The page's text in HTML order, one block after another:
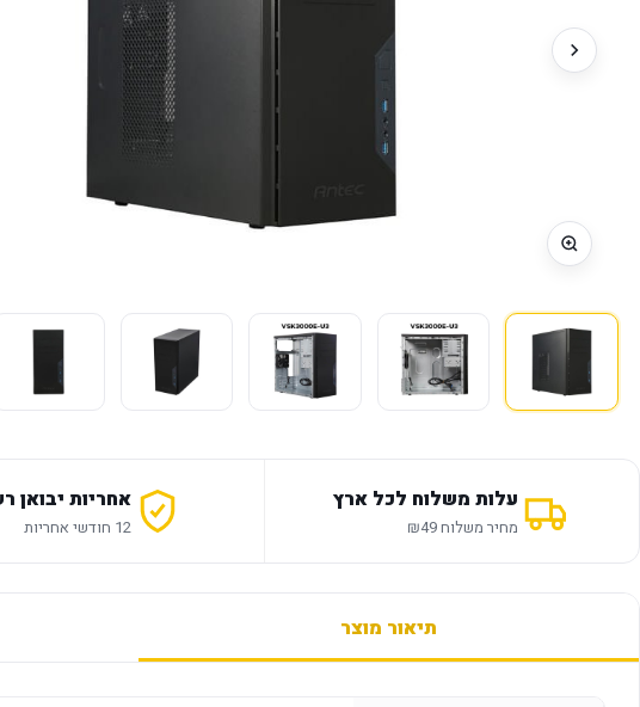
עלות משלוח לכל ארץ
מחיר משלוח ₪49
אחריות יבואן
12 חודשי אחריות
תיאור מוצר